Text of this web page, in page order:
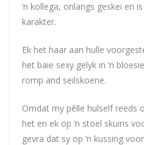
‘n kollega, onlangs geskei en
karakter.
Ek het haar aan hulle
het baie sexy gelyk in ‘n
romp and seilskoene.
Omdat my pêlle hulself reeds
het en ek op ‘n stoel skuins
gevra dat sy op ‘n kussing